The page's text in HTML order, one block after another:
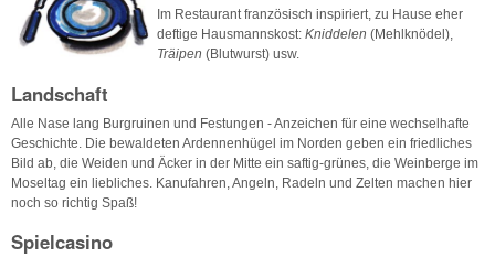
Im Restaurant französisch inspiriert, zu Hause eher
deftige Hausmannskost: Kniddelen (Mehlknödel),
Träipen (Blutwurst) usw.
Landschaft
Alle Nase lang Burgruinen und Festungen - Anzeichen für eine wechselhafte
Geschichte. Die bewaldeten Ardennenhügel im Norden geben ein friedliches
Bild ab, die Weiden und Äcker in der Mitte ein saftig-grünes, die Weinberge im
Moseltag ein liebliches. Kanufahren, Angeln, Radeln und Zelten machen hier
noch so richtig Spaß!
Spielcasino